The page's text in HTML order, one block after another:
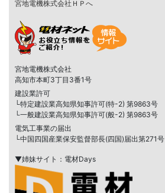
宮地電機株式会社ＨＰへ
宮地電機株式会社
高知市本町3丁目3番1号
建設業許可
└特定建設業高知県知事許可(特-2) 第9863号
└一般建設業高知県知事許可(般-2) 第9863号
電気工事業の届出
└中国四国産業保安監督部長(四国)届出第271号
▼姉妹サイト：電材Days